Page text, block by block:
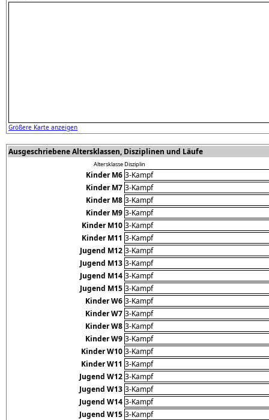
Größere Karte anzeigen
Ausgeschriebene Altersklassen, Disziplinen und Läufe
AltersklasseDisziplin
Kinder M6 3-Kampf
Kinder M7 3-Kampf
Kinder M8 3-Kampf
Kinder M9 3-Kampf
Kinder M10 3-Kampf
Kinder M11 3-Kampf
Jugend M12 3-Kampf
Jugend M13 3-Kampf
Jugend M14 3-Kampf
Jugend M15 3-Kampf
Kinder W6 3-Kampf
Kinder W7 3-Kampf
Kinder W8 3-Kampf
Kinder W9 3-Kampf
Kinder W10 3-Kampf
Kinder W11 3-Kampf
Jugend W12 3-Kampf
Jugend W13 3-Kampf
Jugend W14 3-Kampf
Jugend W15 3-Kampf